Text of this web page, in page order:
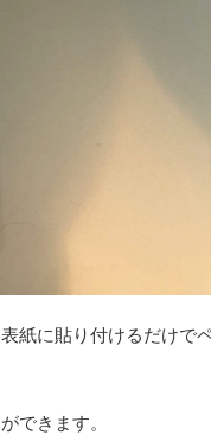
紙に貼り付けるだけで
できます。